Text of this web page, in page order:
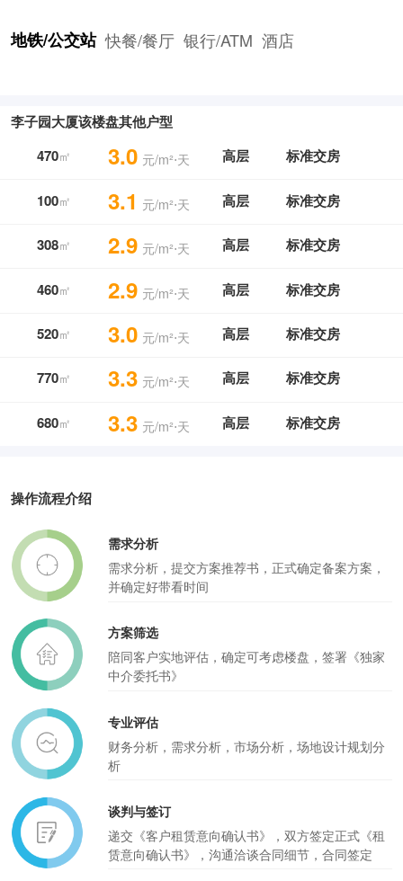
地铁/公交站 快餐/餐厅 银行/ATM 酒店
李子园大厦该楼盘其他户型
470㎡ 3.0 元/m²⋅天 高层 标准交房
100㎡ 3.1 元/m²⋅天 高层 标准交房
308㎡ 2.9 元/m²⋅天 高层 标准交房
460㎡ 2.9 元/m²⋅天 高层 标准交房
520㎡ 3.0 元/m²⋅天 高层 标准交房
770㎡ 3.3 元/m²⋅天 高层 标准交房
680㎡ 3.3 元/m²⋅天 高层 标准交房
操作流程介绍
需求分析
需求分析，提交方案推荐书，正式确定备案方案，
并确定好带看时间
方案筛选
陪同客户实地评估，确定可考虑楼盘，签署《独家
中介委托书》
专业评估
财务分析，需求分析，市场分析，场地设计规划分
析
谈判与签订
递交《客户租赁意向确认书》，双方签定正式《租
赁意向确认书》，沟通洽谈合同细节，合同签定